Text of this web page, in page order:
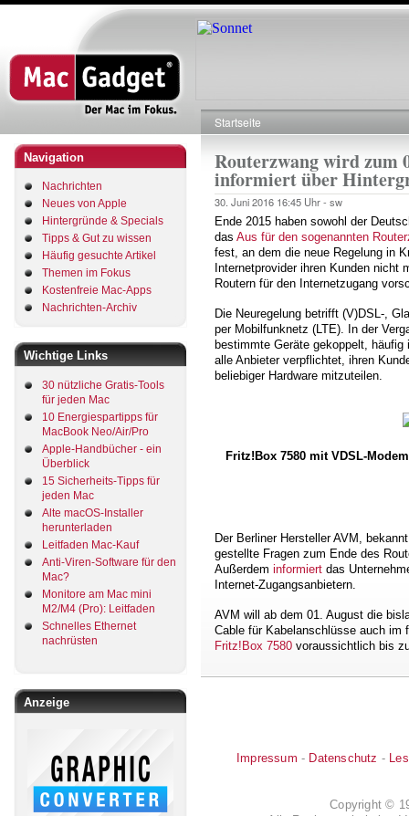
Direkt
zum
Navigation
Nachrichten
Neues von Apple
Hintergründe & Specials
Tipps & Gut zu wissen
Häufig gesuchte Artikel
Themen im Fokus
Kostenfreie Mac-Apps
Nachrichten-Archiv
Wichtige Links
30 nützliche Gratis-Tools
für jeden Mac
10 Energiespartipps für
MacBook Neo/Air/Pro
Apple-Handbücher - ein
Überblick
15 Sicherheits-Tipps für
jeden Mac
Alte macOS-Installer
herunterladen
Leitfaden Mac-Kauf
Anti-Viren-Software für den
Mac?
Monitore am Mac mini
M2/M4 (Pro): Leitfaden
Schnelles Ethernet
nachrüsten
Anzeige
Pfadnavigation
Startseite
Routerzwang wird zum
informiert über
30. Juni 2016 16:45 Uhr - sw
Ende 2015 haben sowohl der
das Aus für den sogenannten
fest, an dem die neue Regelung in
Internetprovider ihren Kunden nicht
Routern für den Internetzugang
Die Neuregelung betrifft (V)DSL-,
per Mobilfunknetz (LTE). In der
bestimmte Geräte gekoppelt,
alle Anbieter verpflichtet, ihren
beliebiger Hardware mitzuteilen.
Fritz!Box 7580 mit VDSL-
Der Berliner Hersteller AVM,
gestellte Fragen zum Ende des
Außerdem informiert das
Internet-Zugangsanbietern.
AVM will ab dem 01. August die
Cable für Kabelanschlüsse auch
Fritz!Box 7580 voraussichtlich bis
Impressum - Datenschutz -
Copyright ©